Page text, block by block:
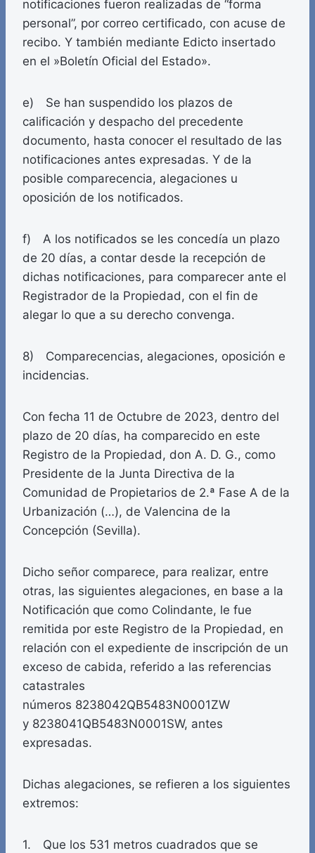
notificaciones fueron realizadas de “forma
personal”, por correo certificado, con acuse de
recibo. Y también mediante Edicto insertado
en el »Boletín Oficial del Estado».
e) Se han suspendido los plazos de
calificación y despacho del precedente
documento, hasta conocer el resultado de las
notificaciones antes expresadas. Y de la
posible comparecencia, alegaciones u
oposición de los notificados.
f) A los notificados se les concedía un plazo
de 20 días, a contar desde la recepción de
dichas notificaciones, para comparecer ante el
Registrador de la Propiedad, con el fin de
alegar lo que a su derecho convenga.
8) Comparecencias, alegaciones, oposición e
incidencias.
Con fecha 11 de Octubre de 2023, dentro del
plazo de 20 días, ha comparecido en este
Registro de la Propiedad, don A. D. G., como
Presidente de la Junta Directiva de la
Comunidad de Propietarios de 2.ª Fase A de la
Urbanización (…), de Valencina de la
Concepción (Sevilla).
Dicho señor comparece, para realizar, entre
otras, las siguientes alegaciones, en base a la
Notificación que como Colindante, le fue
remitida por este Registro de la Propiedad, en
relación con el expediente de inscripción de un
exceso de cabida, referido a las referencias
catastrales
números 8238042QB5483N0001ZW
y 8238041QB5483N0001SW, antes
expresadas.
Dichas alegaciones, se refieren a los siguientes
extremos:
1. Que los 531 metros cuadrados que se